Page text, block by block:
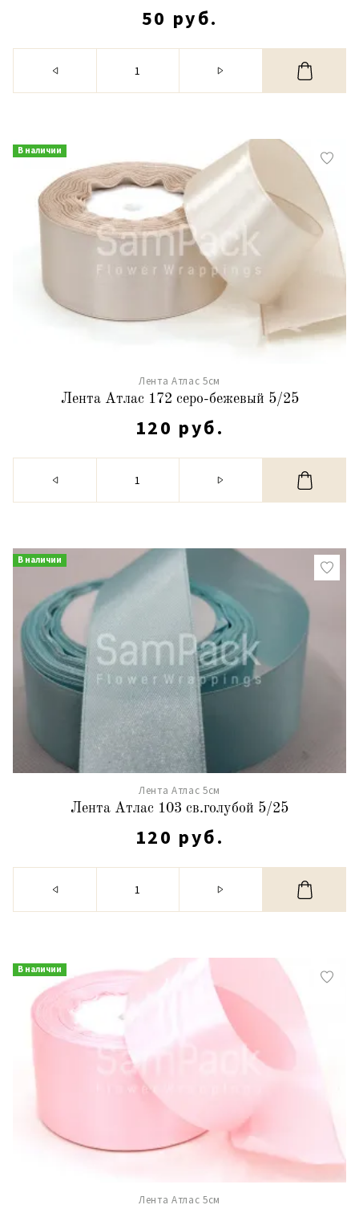
50 руб.
В наличии
Лента Атлас 5см
Лента Атлас 172 серо-бежевый 5/25
120 руб.
В наличии
Лента Атлас 5см
Лента Атлас 103 св.голубой 5/25
120 руб.
В наличии
Лента Атлас 5см